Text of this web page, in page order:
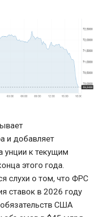
и добавляет
унции к текущим
этого года.
слухи о том, что ФРС
ставок в 2026 году
США